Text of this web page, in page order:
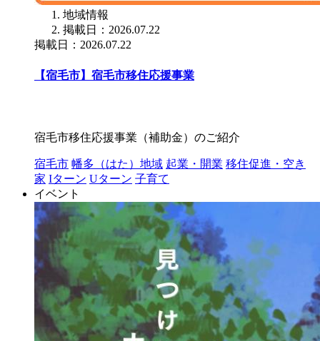
地域情報
掲載日：2026.07.22
掲載日：2026.07.22
【宿毛市】宿毛市移住応援事業
宿毛市移住応援事業（補助金）のご紹介
宿毛市 幡多（はた）地域 起業・開業 移住促進・空き
家 Iターン Uターン 子育て
イベント